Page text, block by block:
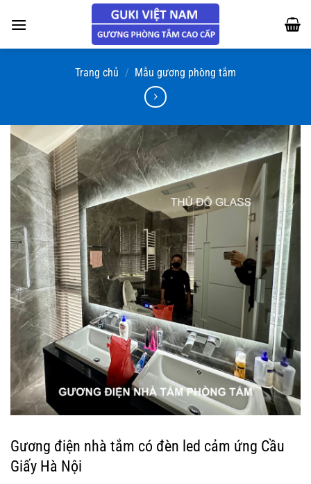
đến
Trang chủ / Mẫu gương phòng tắm
Gương điện nhà tắm có đèn led cảm ứng Cầu
Giấy Hà Nội